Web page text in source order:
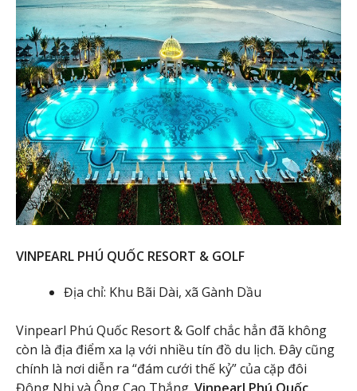
VINPEARL PHÚ QUỐC RESORT & GOLF
Địa chỉ: Khu Bãi Dài, xã Gành Dầu
Vinpearl Phú Quốc Resort & Golf chắc hẳn đã không
còn là địa điểm xa lạ với nhiều tín đồ du lịch. Đây cũng
chính là nơi diễn ra “đám cưới thế kỷ” của cặp đôi
Đông Nhi và Ông Cao Thắng. Vinpearl Phú Quốc